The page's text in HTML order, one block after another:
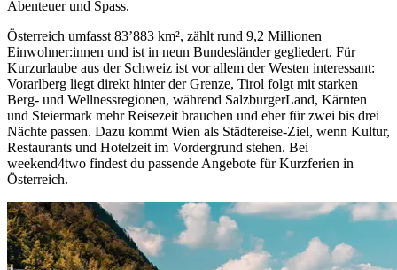
Abenteuer und Spass.
Österreich umfasst 83’883 km², zählt rund 9,2 Millionen
Einwohner:innen und ist in neun Bundesländer gegliedert. Für
Kurzurlaube aus der Schweiz ist vor allem der Westen interessant:
Vorarlberg liegt direkt hinter der Grenze, Tirol folgt mit starken
Berg- und Wellnessregionen, während SalzburgerLand, Kärnten
und Steiermark mehr Reisezeit brauchen und eher für zwei bis drei
Nächte passen. Dazu kommt Wien als Städtereise-Ziel, wenn Kultur,
Restaurants und Hotelzeit im Vordergrund stehen. Bei
weekend4two findest du passende Angebote für Kurzferien in
Österreich.